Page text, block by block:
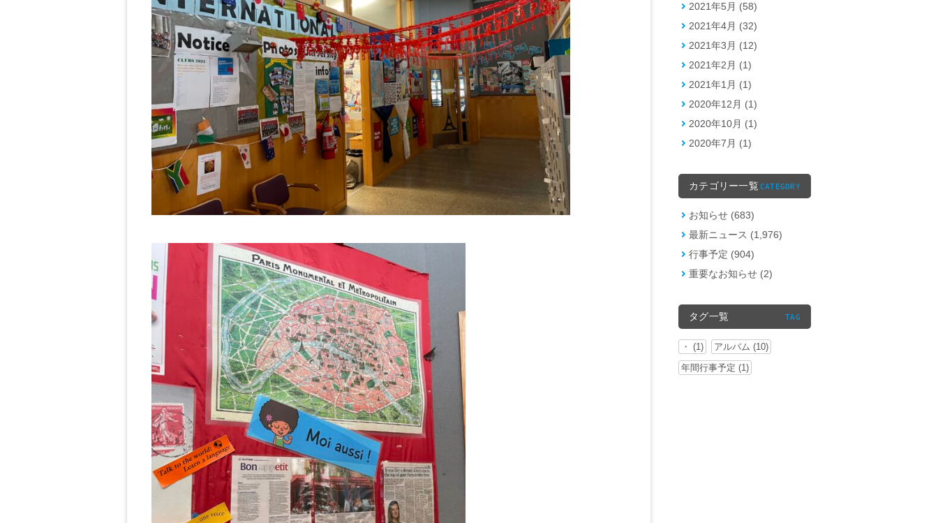
2021年5月 (58)
2021年4月 (32)
2021年3月 (12)
2021年2月 (1)
2021年1月 (1)
2020年12月 (1)
2020年10月 (1)
2020年7月 (1)
カテゴリー一覧 CATEGORY
お知らせ (683)
最新ニュース (1,976)
行事予定 (904)
重要なお知らせ (2)
タグ一覧 TAG
・ (1)
アルバム (10)
年間行事予定 (1)